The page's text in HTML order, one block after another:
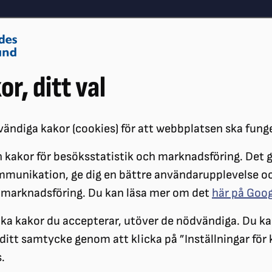
ditt val
kakor (cookies) för att webbplatsen ska
kakor för besöksstatistik och marknadsföring. Det
ge dig en bättre användarupplevelse
Du kan läsa mer om det här på
kakor du accepterar, utöver de nödvändiga. Du
samtycke genom att klicka på ”Inställningar för
Påverkansarbete
DISTRIKT SRF SKÅNE SRF SKÅNES
SRF Bjuv-Klippan-
Välkommen till vår lokalförening. Vi vill